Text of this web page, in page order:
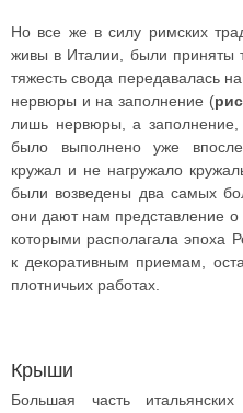
Но все же в силу римских
живы в Италии, были приняты
тяжесть свода передавалась
нервюры и на заполнение (
лишь нервюры, а заполнение,
было выполнено уже
кружал и не нагружало
были возведены два самых
они дают нам представление о
которыми располагала эпоха
к декоративным приемам,
плотничьих работах.
Крыши
Большая часть